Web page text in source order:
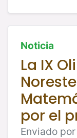
Noticia
La IX
por el
Enviado